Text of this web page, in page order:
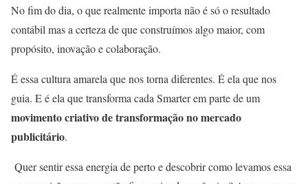
No fim do dia, o que realmente importa não é só o resultado
contábil mas a certeza de que construímos algo maior, com
propósito, inovação e colaboração.
É essa cultura amarela que nos torna diferentes. É ela que nos
guia. E é ela que transforma cada Smarter em parte de um
movimento criativo de transformação no mercado
publicitário.
Quer sentir essa energia de perto e descobrir como levamos essa